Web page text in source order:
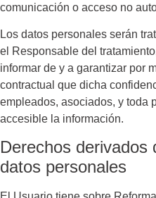
comunicación o acceso no
Los datos personales serán
el Responsable del
informar de y a garantizar por
contractual que dicha
empleados, asociados, y toda
accesible la información.
Derechos derivados
datos personales